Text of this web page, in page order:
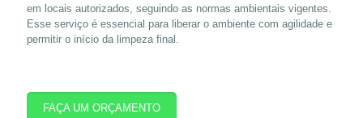
em locais autorizados, seguindo as normas ambientais vigentes.
Esse serviço é essencial para liberar o ambiente com agilidade e
permitir o início da limpeza final.
FAÇA UM ORÇAMENTO